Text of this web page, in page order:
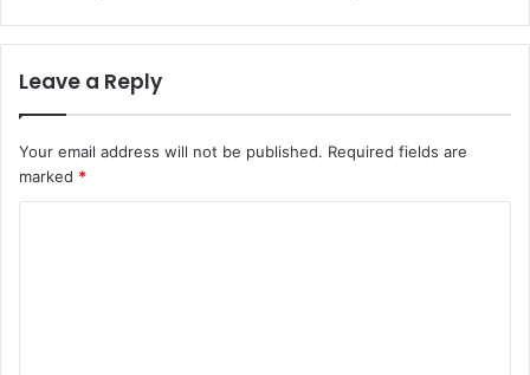
Leave a Reply
Your email address will not be published. Required fields are
marked *